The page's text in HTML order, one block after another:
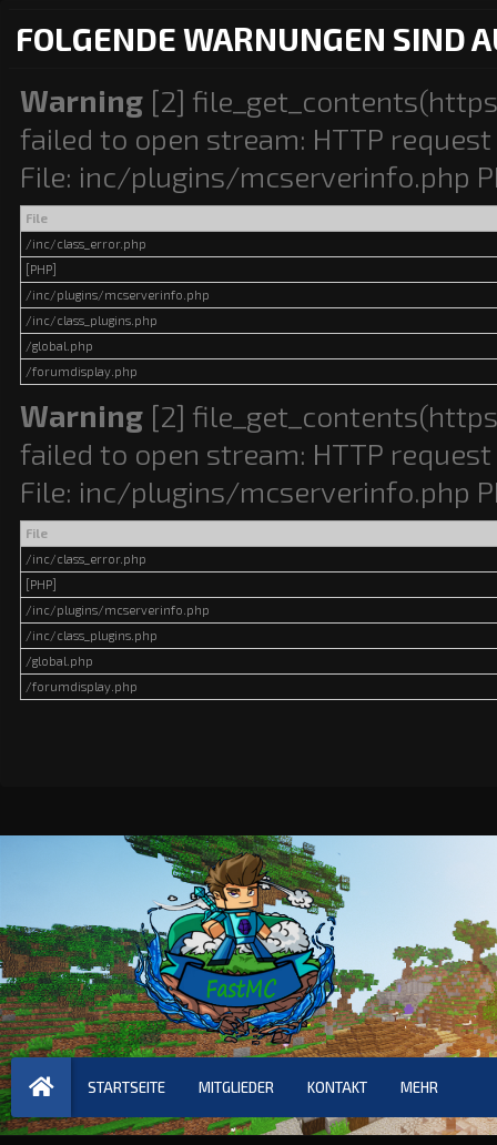
FOLGENDE WARNUNGEN SIND
Warning [2]
failed to open stream: HTTP
File: inc/plugins/mcserverinfo.php
File
/inc/class_error.php
[PHP]
/inc/plugins/mcserverinfo.php
/inc/class_plugins.php
/global.php
/forumdisplay.php
Warning [2]
failed to open stream: HTTP
File: inc/plugins/mcserverinfo.php
File
/inc/class_error.php
[PHP]
/inc/plugins/mcserverinfo.php
/inc/class_plugins.php
/global.php
/forumdisplay.php
STARTSEITE MITGLIEDER KONTAKT MEHR